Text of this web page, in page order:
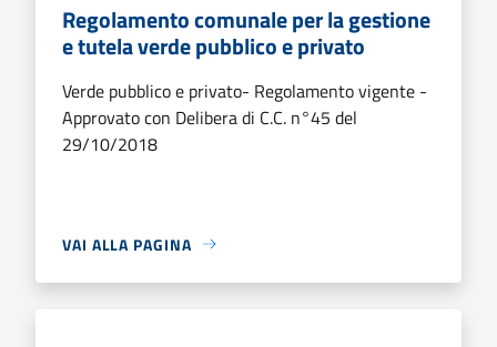
Regolamento comunale per la gestione
e tutela verde pubblico e privato
Verde pubblico e privato- Regolamento vigente -
Approvato con Delibera di C.C. n°45 del
29/10/2018
VAI ALLA PAGINA